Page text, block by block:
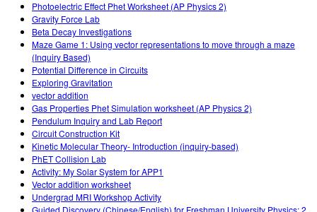
Photoelectric Effect Phet Worksheet (AP Physics 2)
Gravity Force Lab
Beta Decay Investigations
Maze Game 1: Using vector representations to move through a maze
(Inquiry Based)
Potential Difference in Circuits
Exploring Gravitation
vector addition
Gas Properties Phet Simulation worksheet (AP Physics 2)
Pendulum Inquiry and Lab Report
Circuit Construction Kit
Kinetic Molecular Theory- Introduction (inquiry-based)
PhET Collision Lab
Activity: My Solar System for APP1
Vector addition worksheet
Undergrad MRI Workshop Activity
Guided Discovery (Chinese/English) for Freshman University Physics: 2.